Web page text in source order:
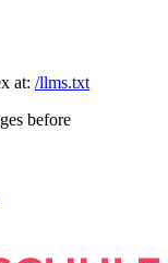
at: /llms.txt
before